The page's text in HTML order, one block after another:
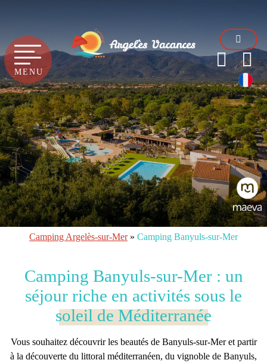
MENU
Camping Argelès-sur-Mer» Camping Banyuls-sur-Mer
Camping Banyuls-sur-Mer : un
séjour riche en activités sous le
soleil de Méditerranée
Vous souhaitez découvrir les beautés de Banyuls-sur-Meret partir
à la découverte du littoral méditerranéen, du vignoble de Banyuls,